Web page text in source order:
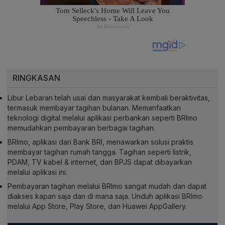
RINGKASAN
Libur Lebaran telah usai dan masyarakat kembali beraktivitas,
termasuk membayar tagihan bulanan. Memanfaatkan
teknologi digital melalui aplikasi perbankan seperti BRImo
memudahkan pembayaran berbagai tagihan.
BRImo, aplikasi dari Bank BRI, menawarkan solusi praktis
membayar tagihan rumah tangga. Tagihan seperti listrik,
PDAM, TV kabel & internet, dan BPJS dapat dibayarkan
melalui aplikasi ini.
Pembayaran tagihan melalui BRImo sangat mudah dan dapat
diakses kapan saja dan di mana saja. Unduh aplikasi BRImo
melalui App Store, Play Store, dan Huawei AppGallery.